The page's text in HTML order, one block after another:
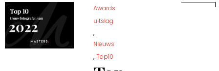
Awards
uitslag
,
Nieuws
,Top10